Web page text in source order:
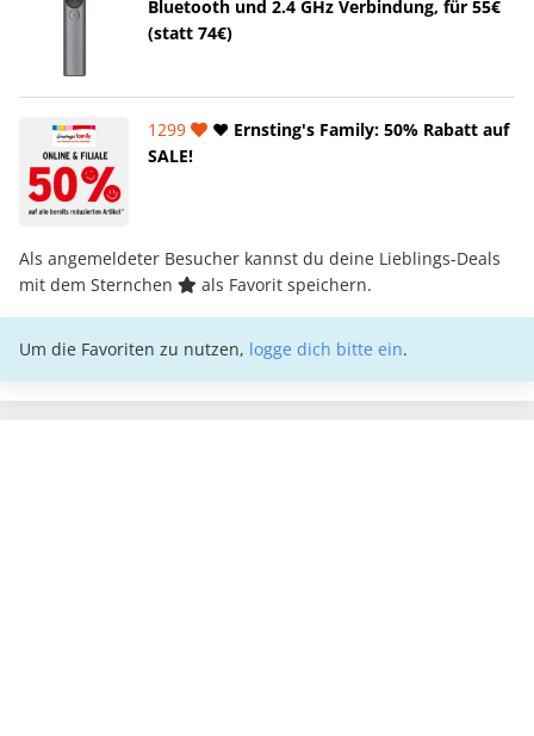
Bluetooth und 2.4 GHz Verbindung, für 55€
(statt 74€)
1299
❤️ Ernsting's Family: 50% Rabatt auf
SALE!
Als angemeldeter Besucher kannst du deine Lieblings-Deals
mit dem Sternchen
als Favorit speichern.
Um die Favoriten zu nutzen, logge dich bitte ein.